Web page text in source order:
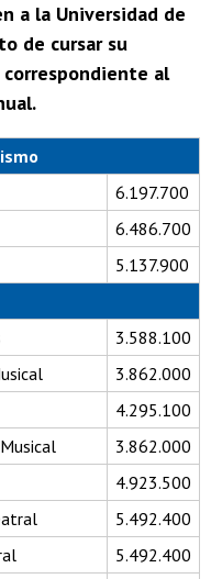
a la Universidad de
de cursar su
correspondiente al
6.197.700
6.486.700
5.137.900
3.588.100
3.862.000
4.295.100
3.862.000
4.923.500
5.492.400
5.492.400